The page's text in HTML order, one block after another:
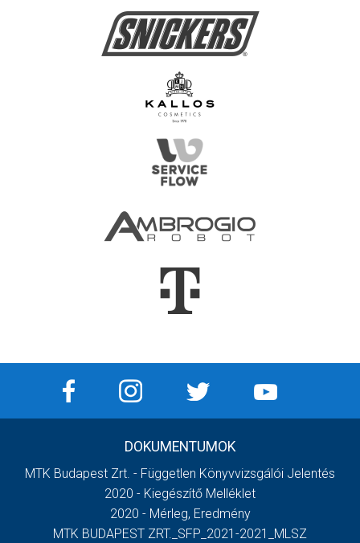
DOKUMENTUMOK
MTK Budapest Zrt. - Független Könyvvizsgálói Jelentés
2020 - Kiegészítő Melléklet
2020 - Mérleg, Eredmény
MTK BUDAPEST ZRT._SFP_2021-2021_MLSZ